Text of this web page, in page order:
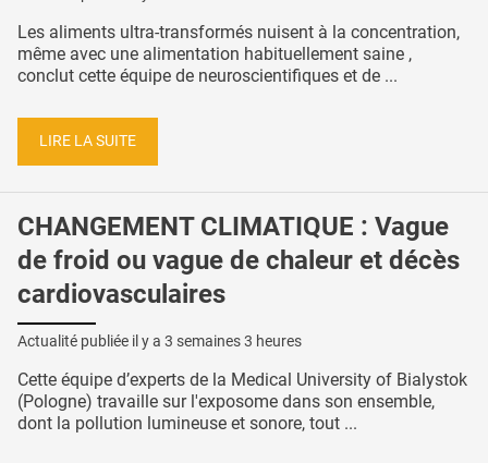
Les aliments ultra-transformés nuisent à la concentration,
même avec une alimentation habituellement saine ,
conclut cette équipe de neuroscientifiques et de ...
LIRE LA SUITE
CHANGEMENT CLIMATIQUE : Vague
de froid ou vague de chaleur et décès
cardiovasculaires
Actualité publiée il y a 3 semaines 3 heures
Cette équipe d’experts de la Medical University of Bialystok
(Pologne) travaille sur l'exposome dans son ensemble,
dont la pollution lumineuse et sonore, tout ...